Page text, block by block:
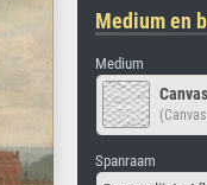
Medium en
Medium
Spanraam